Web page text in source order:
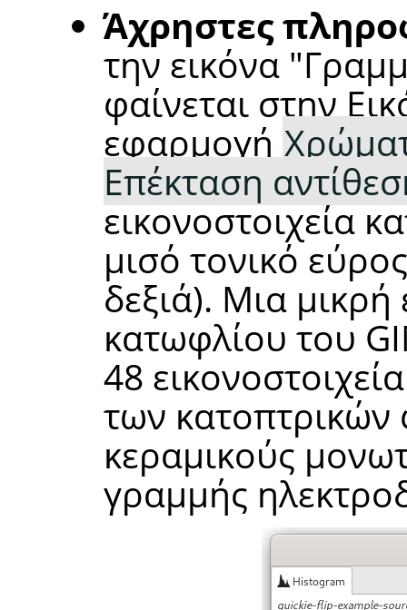
Άχρηστες
την εικόνα
φαίνεται στην
εφαρμογή
Επέκταση
εικονοστοιχεία
μισό τονικό
δεξιά). Μια
κατωφλίου του
48
των
κεραμικούς
γραμμής